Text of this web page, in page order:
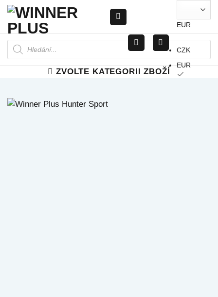
Přeskočit
obsah
EUR
CZK
EUR
Products
search
ZVOLTE KATEGORII ZBOŽÍ